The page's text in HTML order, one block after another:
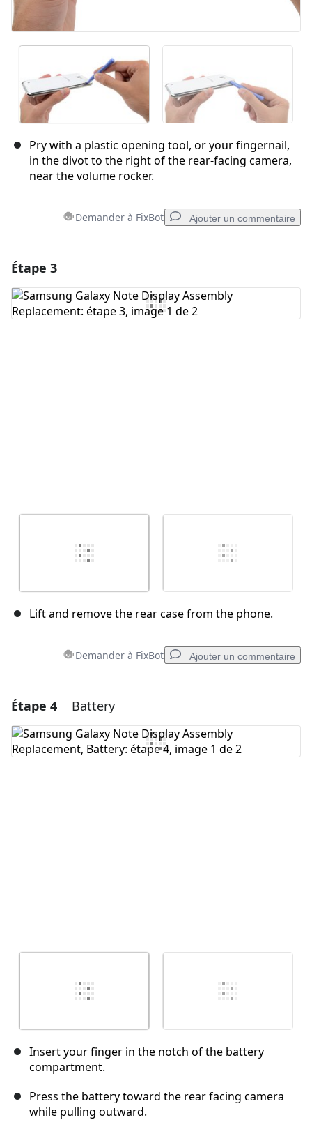
Pry with a plastic opening tool, or your fingernail,
in the divot to the right of the rear-facing camera,
near the volume rocker.
Demander à FixBot Ajouter un commentaire
Ajouter un commentaire
Étape 3
Lift and remove the rear case from the phone.
Demander à FixBot Ajouter un commentaire
Ajouter un commentaire
Ajouter un commentaire
Étape 4 Battery
Insert your finger in the notch of the battery
compartment.
Press the battery toward the rear facing camera
while pulling outward.